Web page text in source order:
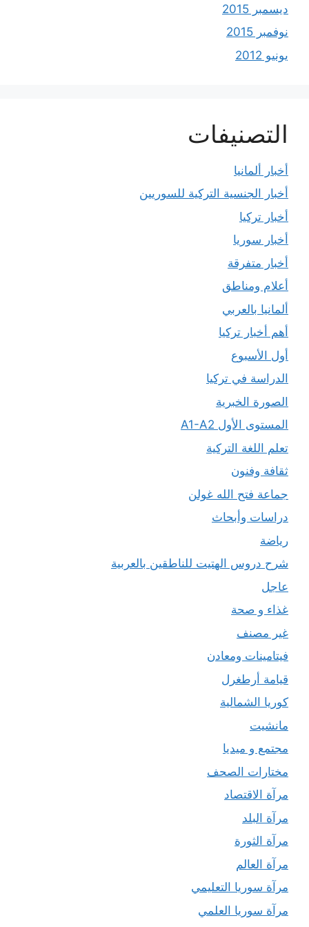
ديسمبر 2015
نوفمبر 2015
يونيو 2012
التصنيفات
أخبار ألمانيا
أخبار الجنسية التركية للسوريين
أخبار تركيا
أخبار سوريا
أخبار متفرقة
أعلام ومناطق
ألمانيا بالعربي
أهم أخبار تركيا
أول الأسبوع
الدراسة في تركيا
الصورة الخبرية
المستوى الأول A1-A2
تعلم اللغة التركية
ثقافة وفنون
جماعة فتح الله غولن
دراسات وأبحاث
رياضة
شرح دروس الهتيت للناطقين بالعربية
عاجل
غذاء و صحة
غير مصنف
فيتامينات ومعادن
قيامة أرطغرل
كوريا الشمالية
مانشيت
مجتمع و ميديا
مختارات الصحف
مرآة الاقتصاد
مرآة البلد
مرآة الثورة
مرآة العالم
مرآة سوريا التعليمي
مرآة سوريا العلمي